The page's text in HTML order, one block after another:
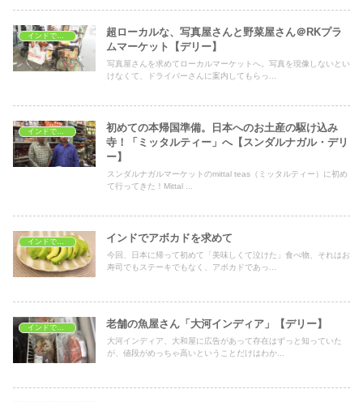
インドでショッピング
超ローカルな、写真屋さんと野菜屋さん＠RKプラ
ムマーケット【デリー】
写真屋さんを求めてローカルマーケットへ。写真を現像しないとい
けなくて、ドライバーさんに案内してもらっ...
インドでショッピング
初めての本帰国準備。日本へのお土産の駆け込み
寺！「ミッタルティー」へ【スンダルナガル・デリ
ー】
スンダルナガルマーケットのmittal teas（ミッタルティー）に初め
て行ってきた！Mittal ...
インドでおうちごはん インドでアボカドを求めて
今回、日本に帰って初めて「美味しくて泣けた」食べ物、それはお
寿司でもステーキでもなく、アボカドであっ...
老舗の魚屋さん「大河インディア」【デリー】
大河インディア、大和屋に広告があって存在はずっと知っていた
が、値段がめっちゃ高いということだけはわか...